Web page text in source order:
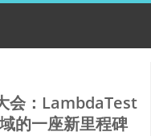
会：LambdaTest
的一座新里程碑